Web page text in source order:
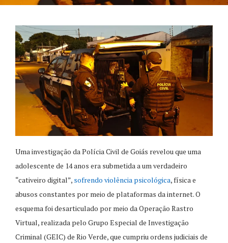
Uma investigação da Polícia Civil de Goiás revelou que uma
adolescente de 14 anos era submetida a um verdadeiro
“cativeiro digital”, sofrendo violência psicológica, física e
abusos constantes por meio de plataformas da internet. O
esquema foi desarticulado por meio da Operação Rastro
Virtual, realizada pelo Grupo Especial de Investigação
Criminal (GEIC) de Rio Verde, que cumpriu ordens judiciais de